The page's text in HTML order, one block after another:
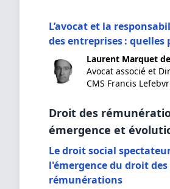
L’avocat et la
des entreprises : quelles
Laurent Marquet
Avocat associé et
CMS Francis
Droit des
émergence et
Le droit social
l'émergence du droit des
rémunérations